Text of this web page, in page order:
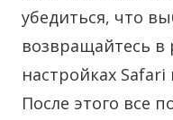
убедиться, что
возвращайтесь в
настройках
После этого все